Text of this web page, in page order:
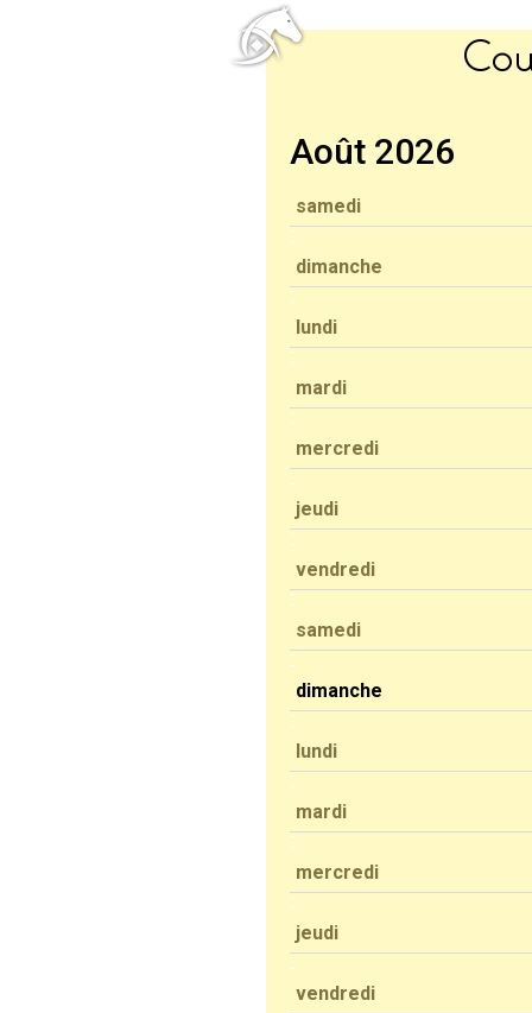
Août 2026
samedi
dimanche
lundi
mardi
mercredi
jeudi
vendredi
samedi
dimanche
lundi
mardi
mercredi
jeudi
vendredi